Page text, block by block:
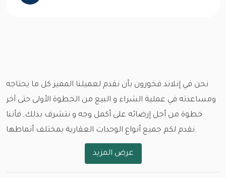
نحن في إنلاند فخورون بأن نقدم لعميلنا المميز كل ما يحتاجه
ومساعدته في عملية الشراء و البيع من الخطوة الأولى حتى آخر
خطوة من أجل إرضائه على أكمل وجه و نتشرف بذلك, فأننا
نقدم لكم جميع أنواع الوحدات العقارية بمختلف أنماطها.
و باختلاف المساحات و الأسعار و مواعيد الاستلام , نود ان
عرض المزيد